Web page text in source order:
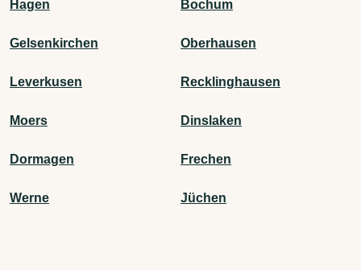
Hagen Bochum
Gelsenkirchen Oberhausen
Leverkusen Recklinghausen
Moers Dinslaken
Dormagen Frechen
Werne Jüchen